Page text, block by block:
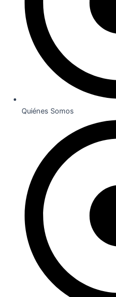
Quiénes Somos